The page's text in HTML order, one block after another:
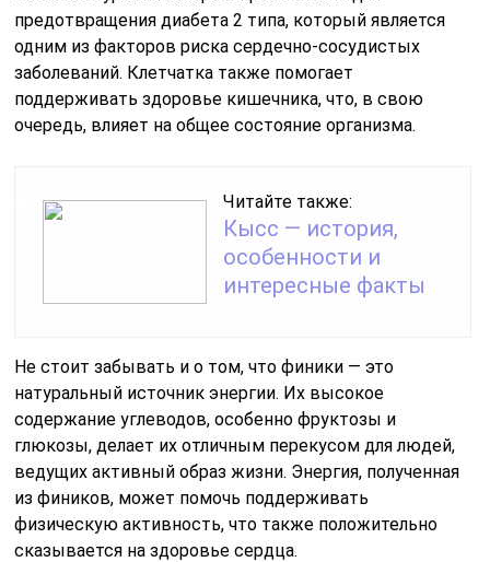
предотвращения диабета 2 типа, который является
одним из факторов риска сердечно-сосудистых
заболеваний. Клетчатка также помогает
поддерживать здоровье кишечника, что, в свою
очередь, влияет на общее состояние организма.
Читайте также:
Кысс — история,
особенности и
интересные факты
Не стоит забывать и о том, что финики — это
натуральный источник энергии. Их высокое
содержание углеводов, особенно фруктозы и
глюкозы, делает их отличным перекусом для людей,
ведущих активный образ жизни. Энергия, полученная
из фиников, может помочь поддерживать
физическую активность, что также положительно
сказывается на здоровье сердца.